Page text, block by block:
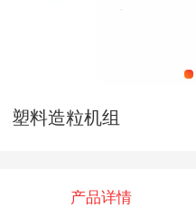
塑料造粒机组
产品详情